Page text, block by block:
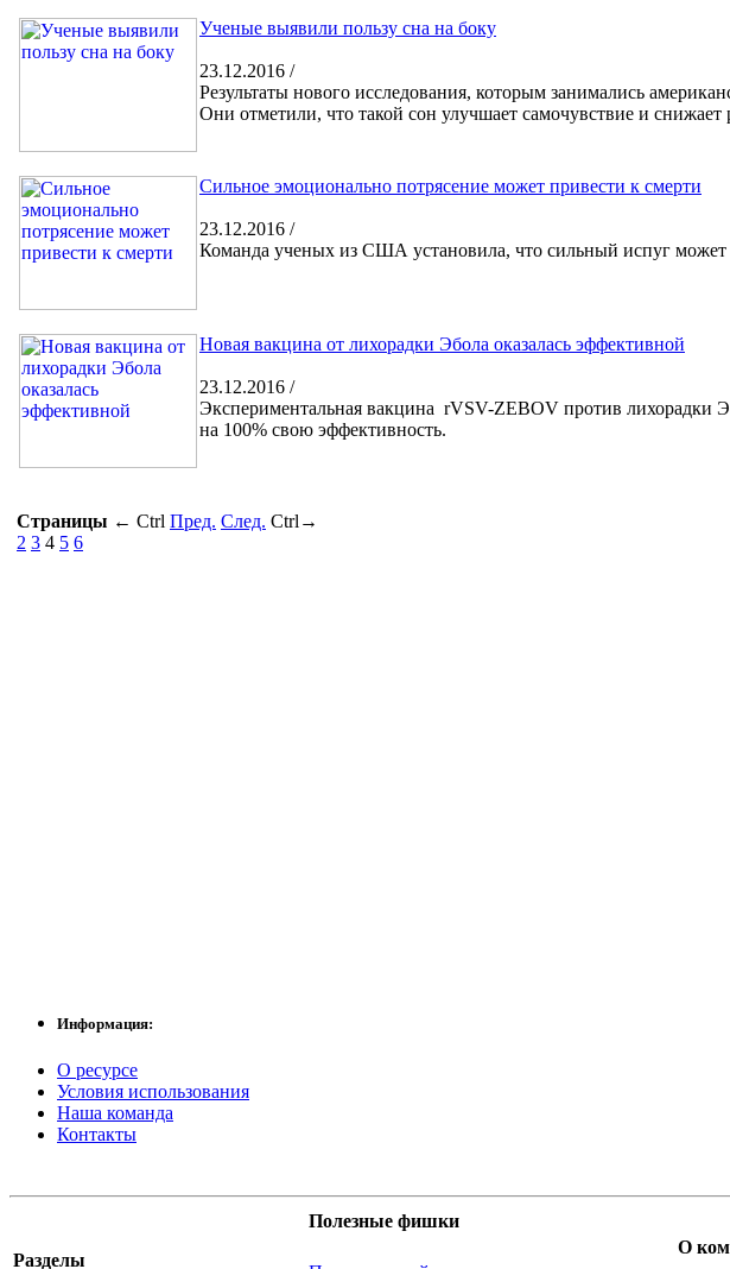
Ученые выявили пользу сна на боку
23.12.2016 /
Результаты нового исследования, которым занимались
Они отметили, что такой сон улучшает самочувствие и
Сильное эмоционально потрясение может привести к смерти
23.12.2016 /
Команда ученых из США установила, что сильный испуг может
Новая вакцина от лихорадки Эбола оказалась эффективной
23.12.2016 /
Экспериментальная вакцина rVSV-ZEBOV против лихорадки
на 100% свою эффективность.
Страницы ← Ctrl Пред. След. Ctrl →
2 3 4 5 6
Информация:
О ресурсе
Условия использования
Наша команда
Контакты
Разделы
Полезные фишки
О